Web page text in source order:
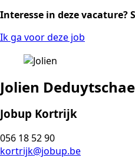
Interesse in deze vacature?
Ik ga voor deze job
Jolien
Jobup Kortrijk
056 18 52 90
kortrijk@jobup.be